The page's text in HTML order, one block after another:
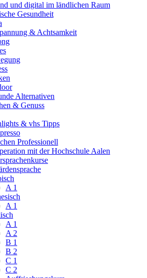
und digital im ländlichen Raum
Gesundheit
& Achtsamkeit
Alternativen
& Genuss
& vhs Tipps
Professionell
mit der Hochschule Aalen
A 1
A 1
A 1
A 2
B 1
B 2
C 1
C 2